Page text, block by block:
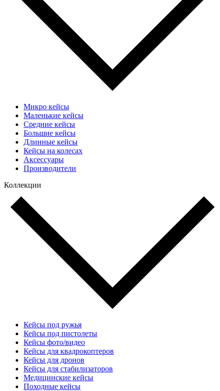
Микро кейсы
Маленькие кейсы
Средние кейсы
Большие кейсы
Длинные кейсы
Кейсы на колесах
Аксессуары
Производители
Коллекции
Кейсы под ружья
Кейсы под пистолеты
Кейсы фото/видео
Кейсы для квадрокоптеров
Кейсы для дронов
Кейсы для стабилизаторов
Медицинские кейсы
Походные кейсы